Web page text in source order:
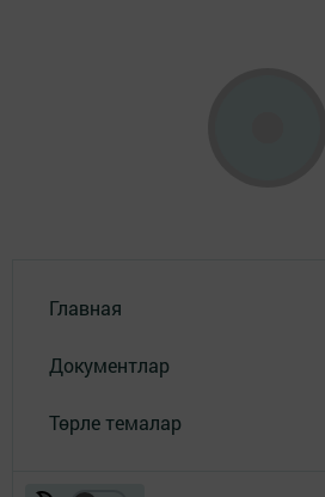
Главная
Документлар
Төрле темалар